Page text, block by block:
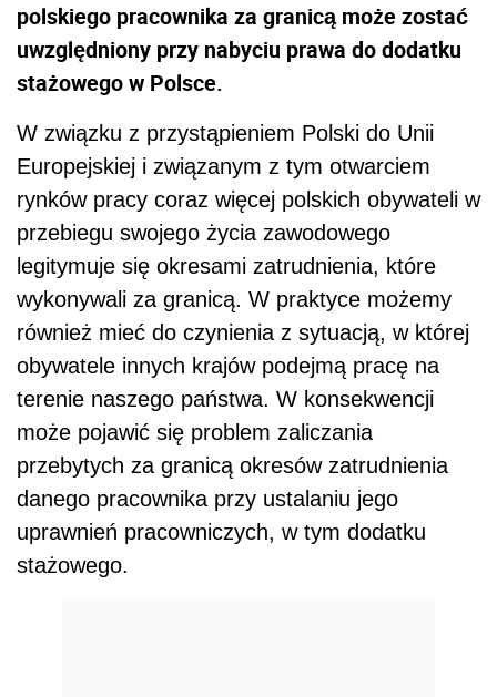
polskiego pracownika za granicą może zostać
uwzględniony przy nabyciu prawa do dodatku
stażowego w Polsce.
W związku z przystąpieniem Polski do Unii
Europejskiej i związanym z tym otwarciem
rynków pracy coraz więcej polskich obywateli w
przebiegu swojego życia zawodowego
legitymuje się okresami zatrudnienia, które
wykonywali za granicą. W praktyce możemy
również mieć do czynienia z sytuacją, w której
obywatele innych krajów podejmą pracę na
terenie naszego państwa. W konsekwencji
może pojawić się problem zaliczania
przebytych za granicą okresów zatrudnienia
danego pracownika przy ustalaniu jego
uprawnień pracowniczych, w tym dodatku
stażowego.